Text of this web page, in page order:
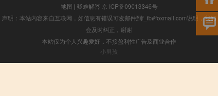
地图 | 疑难解答 京 ICP备09013346号
声明：本站内容来自互联网，如信息有错误可发邮件到f_fb#foxmail.com说明，我们
会及时纠正，谢谢
本站仅为个人兴趣爱好，不接盈利性广告及商业合作
小男孩